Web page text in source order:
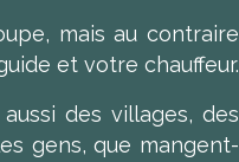
mais au contraire
et votre chauffeur.
des villages, des
gens, que mangent-